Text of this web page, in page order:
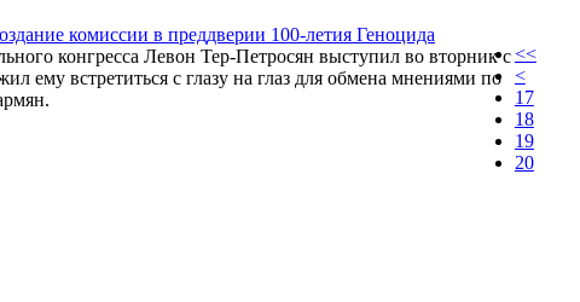
комиссии в преддверии 100-летия Геноцида
конгресса Левон Тер-Петросян выступил во вторник с
ему встретиться с глазу на глаз для обмена мнениями по
<<
<
17
18
19
20